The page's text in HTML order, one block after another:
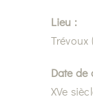
Lieu :
Trévoux
Date de
XVe